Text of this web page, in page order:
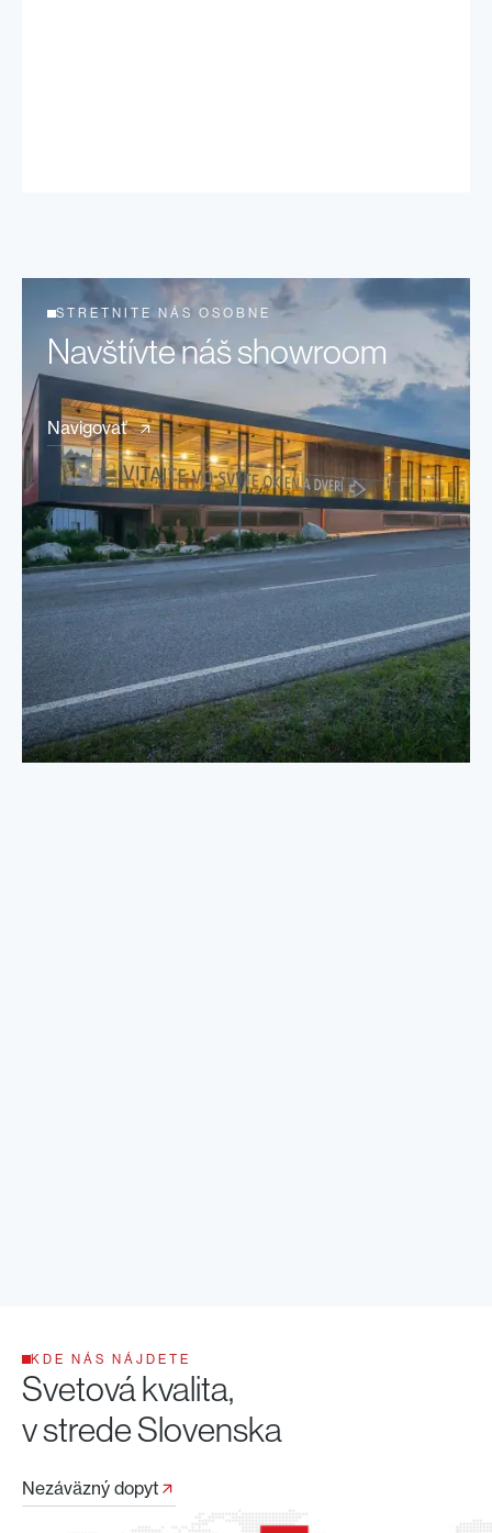
STRETNITE NÁS OSOBNE
Navštívte náš showroom
Navigovať
KDE NÁS NÁJDETE
Svetová kvalita,
v strede Slovenska
Nezáväzný dopyt